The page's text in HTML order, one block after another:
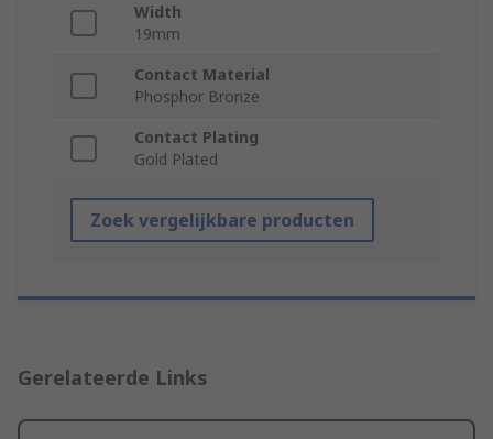
Width
19mm
Contact Material
Phosphor Bronze
Contact Plating
Gold Plated
Zoek vergelijkbare producten
Gerelateerde Links